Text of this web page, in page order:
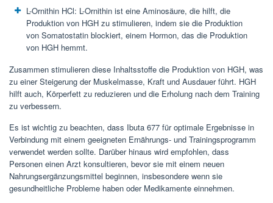
L-Ornithin HCl: L-Ornithin ist eine Aminosäure, die hilft, die
Produktion von HGH zu stimulieren, indem sie die Produktion
von Somatostatin blockiert, einem Hormon, das die Produktion
von HGH hemmt.
Zusammen stimulieren diese Inhaltsstoffe die Produktion von HGH, was
zu einer Steigerung der Muskelmasse, Kraft und Ausdauer führt. HGH
hilft auch, Körperfett zu reduzieren und die Erholung nach dem Training
zu verbessern.
Es ist wichtig zu beachten, dass Ibuta 677 für optimale Ergebnisse in
Verbindung mit einem geeigneten Ernährungs- und Trainingsprogramm
verwendet werden sollte. Darüber hinaus wird empfohlen, dass
Personen einen Arzt konsultieren, bevor sie mit einem neuen
Nahrungsergänzungsmittel beginnen, insbesondere wenn sie
gesundheitliche Probleme haben oder Medikamente einnehmen.